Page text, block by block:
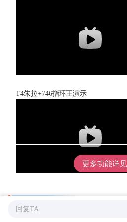
T4朱拉+746指环王演示
回复TA
更多功能详